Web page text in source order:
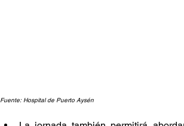
Fuente: Hospital de Puerto Aysén